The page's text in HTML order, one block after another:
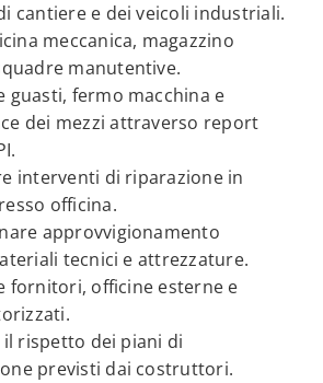
cantiere e dei veicoli industriali.
meccanica, magazzino
manutentive.
guasti, fermo macchina e
dei mezzi attraverso report
interventi di riparazione in
officina.
approvvigionamento
tecnici e attrezzature.
fornitori, officine esterne e
rispetto dei piani di
previsti dai costruttori.